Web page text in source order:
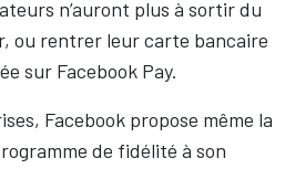
n’auront plus à sortir du
ou rentrer leur carte bancaire
sur Facebook Pay.
Facebook propose même la
de fidélité à son